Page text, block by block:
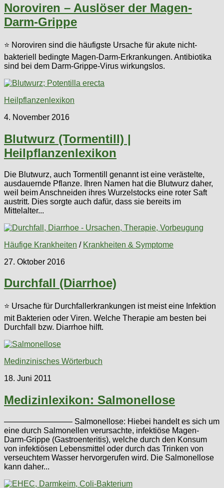
Noroviren – Auslöser der Magen-
Darm-Grippe
⭐ Noroviren sind die häufigste Ursache für akute nicht-
bakteriell bedingte Magen-Darm-Erkrankungen. Antibiotika
sind bei dem Darm-Grippe-Virus wirkungslos.
Heilpflanzenlexikon
4. November 2016
Blutwurz (Tormentill) |
Heilpflanzenlexikon
Die Blutwurz, auch Tormentill genannt ist eine verästelte,
ausdauernde Pflanze. Ihren Namen hat die Blutwurz daher,
weil beim Anschneiden ihres Wurzelstocks eine roter Saft
austritt. Dies sorgte auch dafür, dass sie bereits im
Mittelalter...
Häufige Krankheiten / Krankheiten & Symptome
27. Oktober 2016
Durchfall (Diarrhoe)
⭐ Ursache für Durchfallerkrankungen ist meist eine Infektion
mit Bakterien oder Viren. Welche Therapie am besten bei
Durchfall bzw. Diarrhoe hilft.
Medinzinisches Wörterbuch
18. Juni 2011
Medizinlexikon: Salmonellose
————————– Salmonellose: Hiebei handelt es sich um
eine durch Salmonellen verursachte, infektiöse Magen-
Darm-Grippe (Gastroenteritis), welche durch den Konsum
von infektiösen Lebensmittel oder durch das Trinken von
verseuchtem Wasser hervorgerufen wird. Die Salmonellose
kann daher...